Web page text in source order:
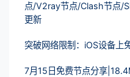
点/V2ray节点/Clash节点/
更新
突破网络限制：iOS设备上
7月15日免费节点分享